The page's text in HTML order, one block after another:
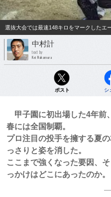
選抜大会では最速148キロをマークしたエ
中村計
text by
Kei Nakamura
ポスト シ
甲子園に初出場した4年前
春には全国制覇。
プロ注目の投手を擁する夏
っさりと姿を消した。
ここまで強くなった要因、
っかけはどこにあったのか。